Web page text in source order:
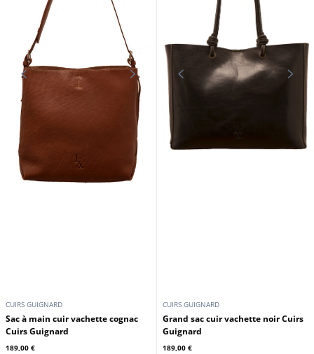
CUIRS GUIGNARD
Sac à main cuir vachette cognac
Cuirs Guignard
189,00 €
CUIRS GUIGNARD
Grand sac cuir vachette noir Cuirs
Guignard
189,00 €